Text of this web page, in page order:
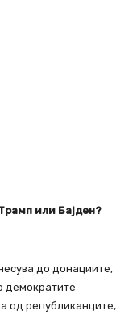
или Бајден?
до донациите,
демократите
од републиканците,